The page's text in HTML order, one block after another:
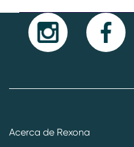
Acerca de Rexona